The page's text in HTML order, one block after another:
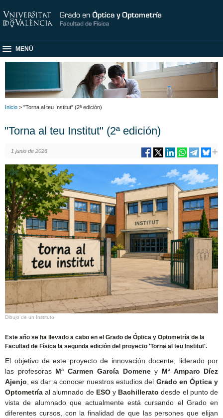
MENÚ
Inicio > "Torna al teu Institut" (2ª edición)
"Torna al teu Institut" (2ª edición)
1 junio de 2026
Dibujo de un Instituto
Este año se ha llevado a cabo en el Grado de Óptica y Optometría de la
Facultad de Física la segunda edición del proyecto 'Torna al teu Institut'.
El objetivo de este proyecto de innovación docente, liderado por
las profesoras Mª Carmen García Domeney Mª Amparo Díez
Ajenjo , es dar a conocer nuestros estudios del Grado en Óptica y
Optometría al alumnado de ESOy Bachillerato desde el punto de
vista de alumnado que actualmente está cursando el Grado en
diferentes cursos, con la finalidad de que las persones que elijan